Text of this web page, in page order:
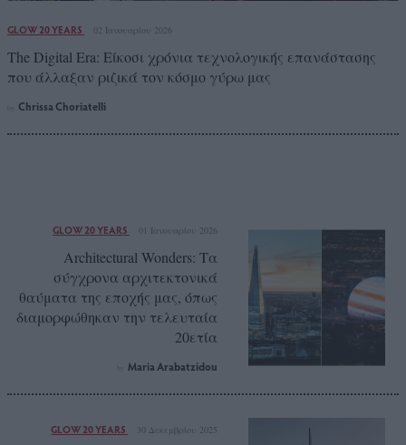
GLOW 20 YEARS 02 Ιανουαρίου 2026
The Digital Era: Είκοσι χρόνια τεχνολογικής επανάστασης
που άλλαξαν ριζικά τον κόσμο γύρω μας
Chrissa Choriatelli
GLOW 20 YEARS 01 Ιανουαρίου 2026
Architectural Wonders: Τα
σύγχρονα αρχιτεκτονικά
θαύματα της εποχής μας, όπως
διαμορφώθηκαν την τελευταία
20ετία
Maria Arabatzidou
GLOW 20 YEARS 30 Δεκεμβρίου 2025